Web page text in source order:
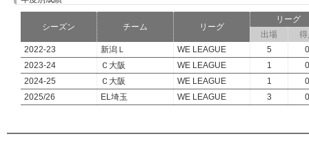
シーズン チーム リーグ
リーグ
出場
得
2022-23
新潟Ｌ WE LEAGUE 5
0
2023-24
Ｃ大阪 WE LEAGUE 1
0
2024-25
Ｃ大阪 WE LEAGUE 1
0
2025/26
EL埼玉 WE LEAGUE 3 0